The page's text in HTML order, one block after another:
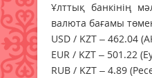
Ұлттық банкінің
валюта бағамы
USD / KZT – 462.04
EUR / KZT – 501.22
RUB / KZT – 4.89